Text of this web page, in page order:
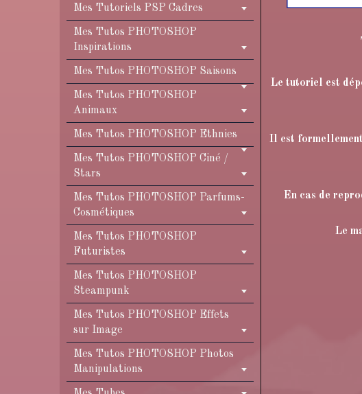
Le tutoriel est
Il est
En cas de
Le
Mes Tutoriels PSP Cadres
Mes Tutos PHOTOSHOP
Inspirations
Mes Tutos PHOTOSHOP Saisons
Mes Tutos PHOTOSHOP
Animaux
Mes Tutos PHOTOSHOP Ethnies
Mes Tutos PHOTOSHOP Ciné /
Stars
Mes Tutos PHOTOSHOP Parfums-
Cosmétiques
Mes Tutos PHOTOSHOP
Futuristes
Mes Tutos PHOTOSHOP
Steampunk
Mes Tutos PHOTOSHOP Effets
sur Image
Mes Tutos PHOTOSHOP Photos
Manipulations